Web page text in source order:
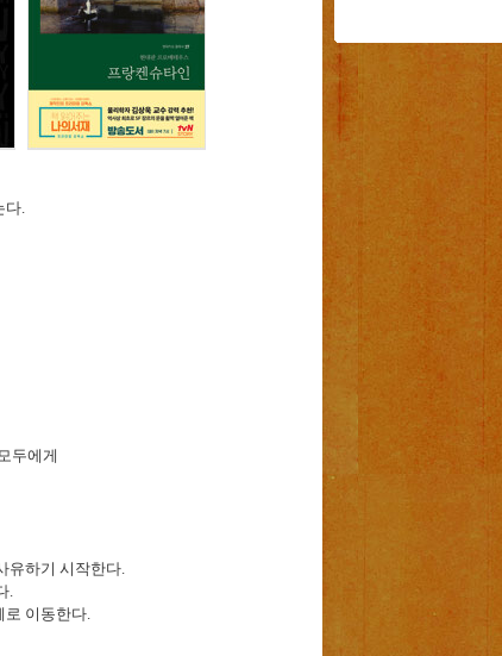
다.
두에게
유하기 시작한다.
.
로 이동한다.